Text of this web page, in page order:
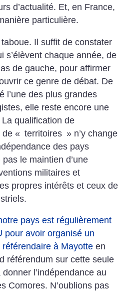
d’actualité. Et, en France,
particulière.
Il suffit de constater
s’élèvent chaque année, de
de gauche, pour affirmer
ce genre de débat. De
l’une des plus grandes
elle reste encore une
qualification de
de « territoires » n’y change
des pays
pas le maintien d’une
militaires et
propres intérêts et ceux de
pays est régulièrement
pour avoir organisé un
référendaire à Mayotte en
référendum sur cette seule
l’indépendance au
Comores. N’oublions pas